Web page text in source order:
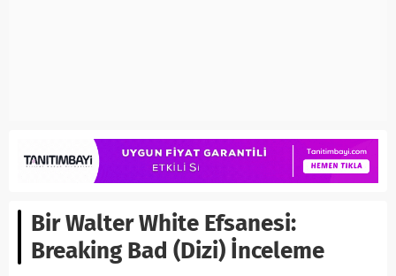
Bir Walter White Efsanesi:
Breaking Bad (Dizi) İnceleme